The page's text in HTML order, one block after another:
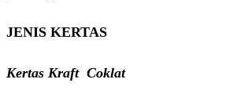
JENIS KERTAS
Kertas Kraft Coklat